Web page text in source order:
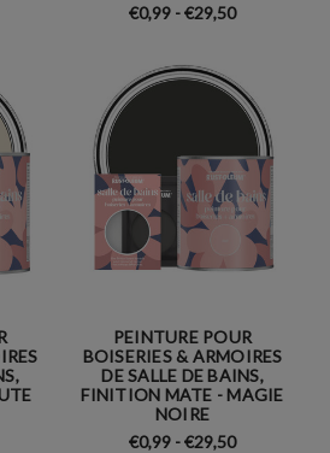
€0,99 - €29,50
PEINTURE POUR
BOISERIES & ARMOIRES
DE SALLE DE BAINS,
FINITION MATE - MAGIE
NOIRE
€0,99 - €29,50